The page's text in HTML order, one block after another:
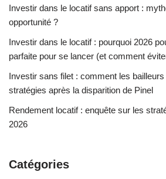
Investir dans le locatif sans apport :
opportunité ?
Investir dans le locatif : pourquoi 2026
parfaite pour se lancer (et comment
Investir sans filet : comment les
stratégies après la disparition de Pinel
Rendement locatif : enquête sur les
2026
Catégories